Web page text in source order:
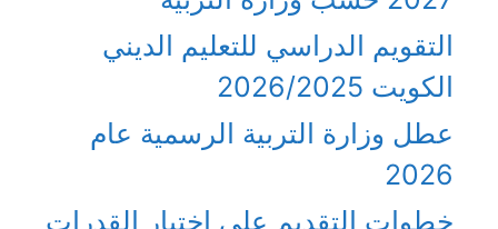
التقويم الدراسي للتعليم الديني
الكويت 2026/2025
عطل وزارة التربية الرسمية عام
2026
خطوات التقديم على اختبار القدرات